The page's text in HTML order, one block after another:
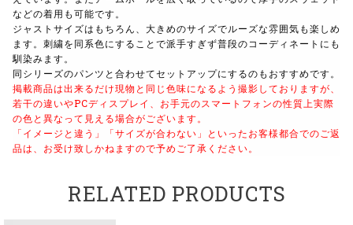
などの着用も可能です。
ジャストサイズはもちろん、大きめのサイズでルーズな雰囲気も楽しめ
ます。刺繍を同系色にすることで派手すぎず普段のコーディネートにも
馴染みます。
同シリーズのパンツと合わせてセットアップにするのもおすすめです。
掲載商品は出来るだけ現物と同じ色味になるよう撮影しておりますが、
若干の違いやPCディスプレイ、お手元のスマートフォンの性質上実際
の色と異なって見える場合がございます。
「イメージと違う」「サイズが合わない」といったお客様都合でのご返
品は、お受け致しかねますので予めご了承ください。
RELATED PRODUCTS